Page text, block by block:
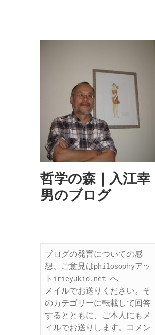
哲学の森｜入江幸
男のブログ
ブログの発言についての感
想、ご意見はphilosophyアッ
トirieyukio.net へ
メイルでお送りください。そ
のカテゴリーに転載して回答
するとともに、ご本人にもメ
イルでお送りします。コメン